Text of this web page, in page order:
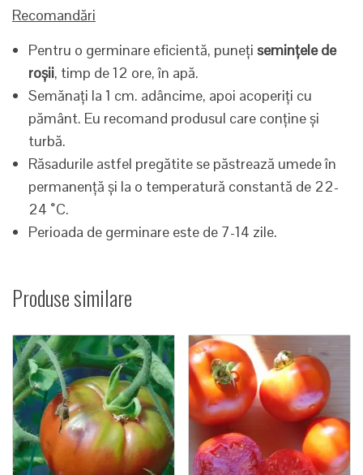
Recomandări
Pentru o germinare eficientă, puneți semințele de
roșii, timp de 12 ore, în apă.
Semănați la 1 cm. adâncime, apoi acoperiți cu
pământ. Eu recomand produsul care conține și
turbă.
Răsadurile astfel pregătite se păstrează umede în
permanență și la o temperatură constantă de 22-
24 ˚C.
Perioada de germinare este de 7-14 zile.
Produse similare